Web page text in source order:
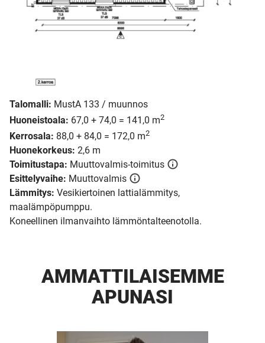
Talomalli: MustA 133 / muunnos
Huoneistoala: 67,0 + 74,0 = 141,0 m2
Kerrosala: 88,0 + 84,0 = 172,0 m2
Huonekorkeus: 2,6 m
Toimitustapa: Muuttovalmis-toimitus
Esittelyvaihe: Muuttovalmis
Lämmitys: Vesikiertoinen lattialämmitys,
maalämpöpumppu.
Koneellinen ilmanvaihto lämmöntalteenotolla.
AMMATTI­LAISEMME
APUNASI
UUSI